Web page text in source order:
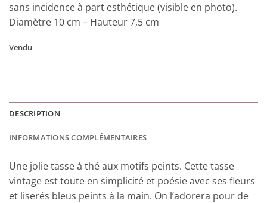
sans incidence à part esthétique (visible en photo).
Diamètre 10 cm – Hauteur 7,5 cm
Vendu
DESCRIPTION
INFORMATIONS COMPLÉMENTAIRES
Une jolie tasse à thé aux motifs peints. Cette tasse
vintage est toute en simplicité et poésie avec ses fleurs
et liserés bleus peints à la main. On l’adorera pour de